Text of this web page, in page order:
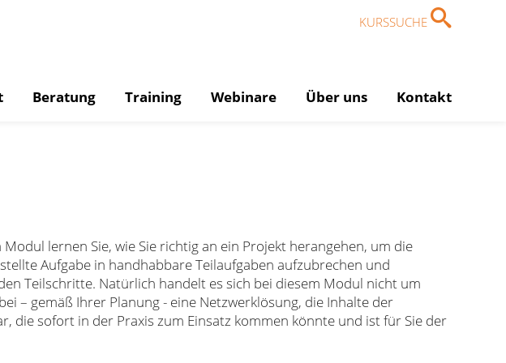
KURSSUCHE
Beratung Training Webinare Über uns Kontakt
lernen Sie, wie Sie richtig an ein Projekt herangehen, um die
Aufgabe in handhabbare Teilaufgaben aufzubrechen und
Teilschritte. Natürlich handelt es sich bei diesem Modul nicht um
– gemäß Ihrer Planung - eine Netzwerklösung, die Inhalte der
die sofort in der Praxis zum Einsatz kommen könnte und ist für Sie der